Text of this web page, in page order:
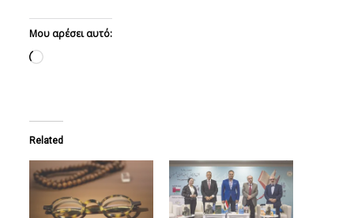
Μου αρέσει αυτό:
Loading…
Related